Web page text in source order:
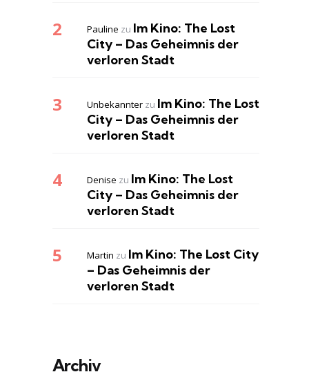
Pauline zu Im Kino: The Lost
City – Das Geheimnis der
verloren Stadt
Unbekannter zu Im Kino: The Lost
City – Das Geheimnis der
verloren Stadt
Denise zu Im Kino: The Lost
City – Das Geheimnis der
verloren Stadt
Martin zu Im Kino: The Lost City
– Das Geheimnis der
verloren Stadt
Archiv